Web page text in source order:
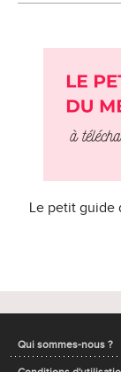
Le petit guide
Qui sommes-nous ?